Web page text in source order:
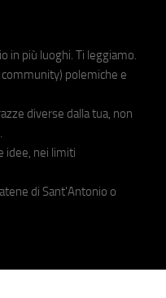
in più luoghi. Ti leggiamo.
polemiche e
diverse dalla tua, non
idee, nei limiti
di Sant'Antonio o